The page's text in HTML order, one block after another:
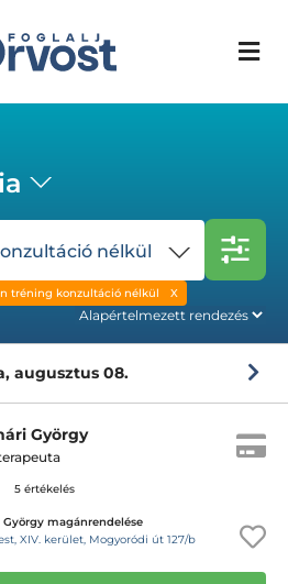
nélkül
tréning konzultáció nélkül
augusztus 08.
György
5 értékelés
György magánrendelése
XIV. kerület, Mogyoródi út 127/b